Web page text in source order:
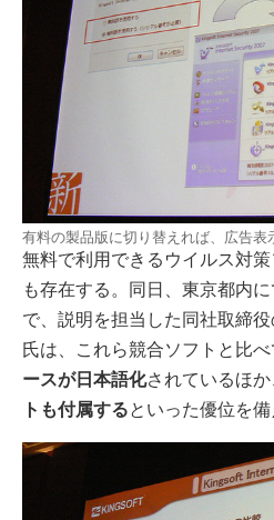
有料の製品版に切り替えれば、広告表
無料で利用できるウイルス対
も存在する。同日、東京都内
で、説明を担当した同社取締
氏は、これら競合ソフトと比
ースが日本語化されているほか
トも付属するといった優位を備